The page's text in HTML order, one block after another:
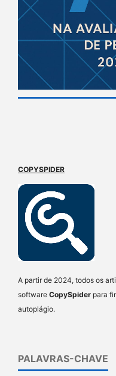
COPYSPIDER
A partir de 2024, todos os
software CopySpider para
autoplágio.
PALAVRAS-CHAVE